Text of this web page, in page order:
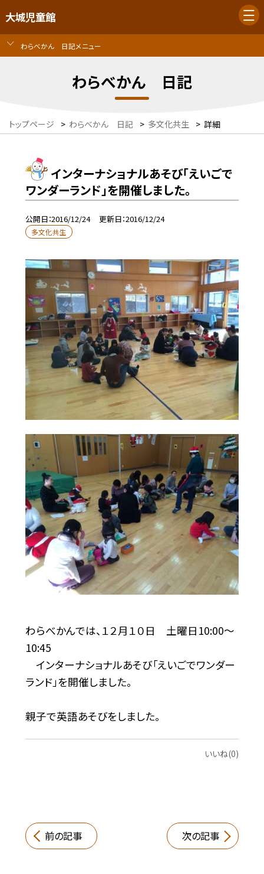
大城児童館
わらべかん 日記メニュー
わらべかん 日記
トップページ > わらべかん 日記 > 多文化共生 > 詳細
インターナショナルあそび「えいごで
ワンダーランド」を開催しました。
公開日 2016/12/24 更新日 2016/12/24
多文化共生
わらべかんでは、１２月１０日 土曜日10:00〜
10:45
インターナショナルあそび「えいごでワンダー
ランド」を開催しました。
親子で英語あそびをしました。
いいね(0)
前の記事 次の記事